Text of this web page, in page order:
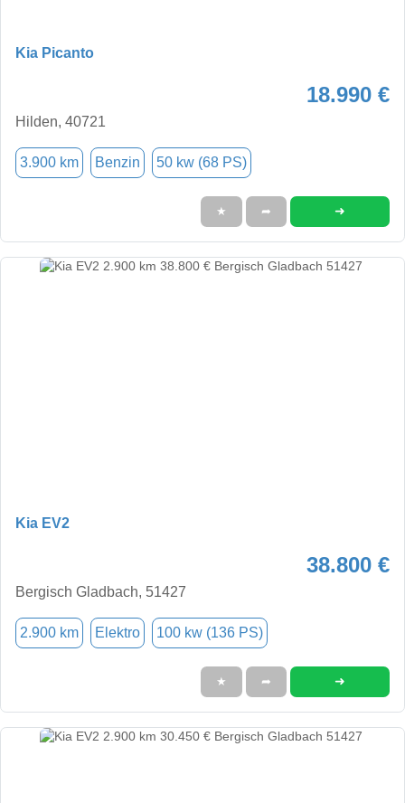
Kia Picanto
18.990 €
Hilden, 40721
3.900 km Benzin 50 kw (68 PS)
★ ➦ ➜
Kia EV2
38.800 €
Bergisch Gladbach, 51427
2.900 km Elektro 100 kw (136 PS)
★ ➦ ➜